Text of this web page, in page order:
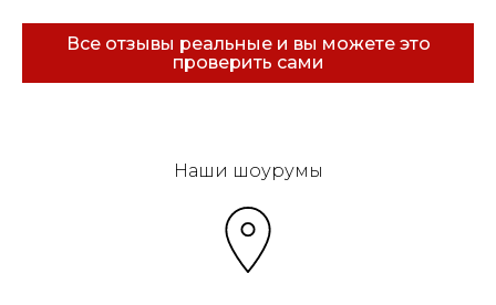
Все отзывы реальные и вы можете это
проверить сами
Наши шоурумы